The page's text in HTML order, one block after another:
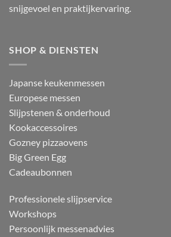
snijgevoel en praktijkervaring.
SHOP & DIENSTEN
Japanse keukenmessen
Europese messen
Slijpstenen & onderhoud
Kookaccessoires
Gozney pizzaovens
Big Green Egg
Cadeaubonnen
Professionele slijpservice
Workshops
Persoonlijk messenadvies